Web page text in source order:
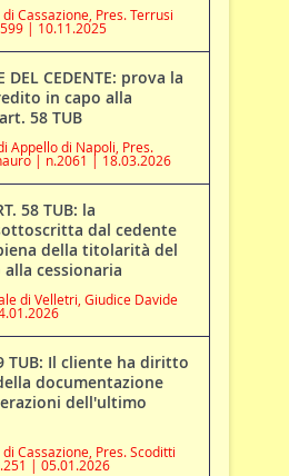
Cassazione, Pres. Terrusi
| 10.11.2025
DEL CEDENTE: prova la
in capo alla
58 TUB
Appello di Napoli, Pres.
| n.2061 | 18.03.2026
58 TUB: la
dal cedente
della titolarità del
cessionaria
di Velletri, Giudice Davide
TUB: Il cliente ha diritto
documentazione
dell'ultimo
Cassazione, Pres. Scoditti
| 05.01.2026